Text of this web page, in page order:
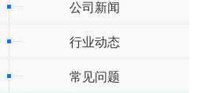
公司新闻
行业动态
常见问题